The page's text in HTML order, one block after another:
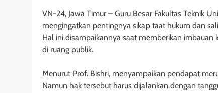
VN-24, Jawa Timur – Guru Besar Fakultas Teknik
mengingatkan pentingnya sikap taat hukum dan
Hal ini disampaikannya saat memberikan imbauan
di ruang publik.
Menurut Prof. Bishri, menyampaikan pendapat
Namun hak tersebut harus dijalankan dengan